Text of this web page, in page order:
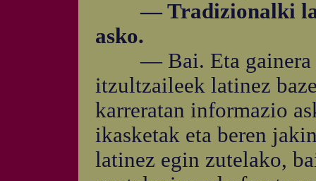
— Tradizionalki
asko.
— Bai. Eta gainera
itzultzaileek latinez
karreratan informazio
ikasketak eta beren
latinez egin zutelako,